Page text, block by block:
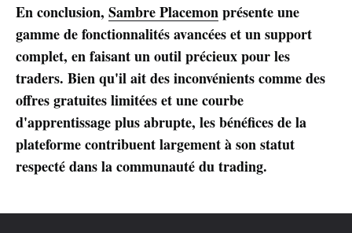
En conclusion, Sambre Placemonprésente une
gamme de fonctionnalités avancées et un support
complet, en faisant un outil précieux pour les
traders. Bien qu'il ait des inconvénients comme des
offres gratuites limitées et une courbe
d'apprentissage plus abrupte, les bénéfices de la
plateforme contribuent largement à son statut
respecté dans la communauté du trading.